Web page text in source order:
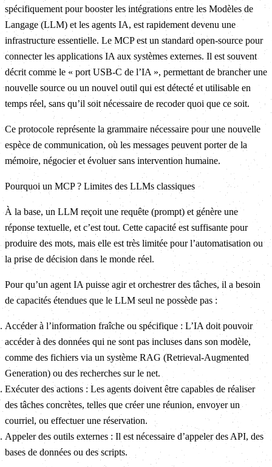
spécifiquement pour booster les intégrations entre les Modèles de
Langage (LLM) et les agents IA, est rapidement devenu une
infrastructure essentielle. Le MCP est un standard open-source pour
connecter les applications IA aux systèmes externes. Il est souvent
décrit comme le « port USB-C de l’IA », permettant de brancher une
nouvelle source ou un nouvel outil qui est détecté et utilisable en
temps réel, sans qu’il soit nécessaire de recoder quoi que ce soit.
Ce protocole représente la grammaire nécessaire pour une nouvelle
espèce de communication, où les messages peuvent porter de la
mémoire, négocier et évoluer sans intervention humaine.
Pourquoi un MCP ? Limites des LLMs classiques
À la base, un LLM reçoit une requête (prompt) et génère une
réponse textuelle, et c’est tout. Cette capacité est suffisante pour
produire des mots, mais elle est très limitée pour l’automatisation ou
la prise de décision dans le monde réel.
Pour qu’un agent IA puisse agir et orchestrer des tâches, il a besoin
de capacités étendues que le LLM seul ne possède pas :
Accéder à l’information fraîche ou spécifique : L’IA doit pouvoir
accéder à des données qui ne sont pas incluses dans son modèle,
comme des fichiers via un système RAG (Retrieval-Augmented
Generation) ou des recherches sur le net.
Exécuter des actions : Les agents doivent être capables de réaliser
des tâches concrètes, telles que créer une réunion, envoyer un
courriel, ou effectuer une réservation.
Appeler des outils externes : Il est nécessaire d’appeler des API, des
bases de données ou des scripts.